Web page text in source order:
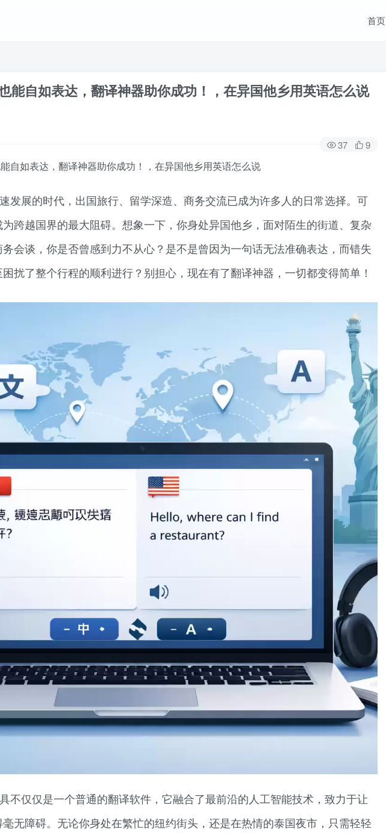
首页
能自如表达，翻译神器助你成功！，在异国他乡用英语怎么说
37 9
自如表达，翻译神器助你成功！，在异国他乡用英语怎么说
发展的时代，出国旅行、留学深造、商务交流已成为许多人的日常选择。可
跨越国界的最大阻碍。想象一下，你身处异国他乡，面对陌生的街道、复杂
会谈，你是否曾感到力不从心？是不是曾因为一句话无法准确表达，而错失
扰了整个行程的顺利进行？别担心，现在有了翻译神器，一切都变得简单！
不仅仅是一个普通的翻译软件，它融合了最前沿的人工智能技术，致力于让
无障碍。无论你身处在繁忙的纽约街头，还是在热情的泰国夜市，只需轻轻